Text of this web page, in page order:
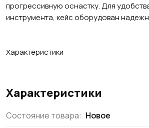
прогрессивную оснастку. Для
инструмента, кейс оборудован
Характеристики
Характеристики
Состояние товара: Новое